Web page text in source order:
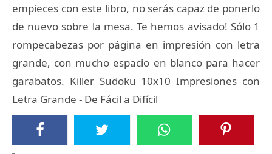
empieces con este libro, no serás capaz de ponerlo
de nuevo sobre la mesa. Te hemos avisado! Sólo 1
rompecabezas por página en impresión con letra
grande, con mucho espacio en blanco para hacer
garabatos. Killer Sudoku 10x10 Impresiones con
Letra Grande - De Fácil a Difícil